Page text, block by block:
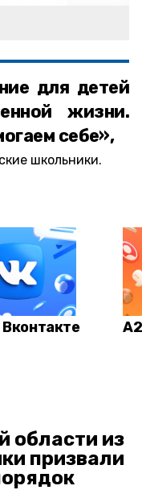
для детей
жизни.
себе»,
школьники.
области из
призвали